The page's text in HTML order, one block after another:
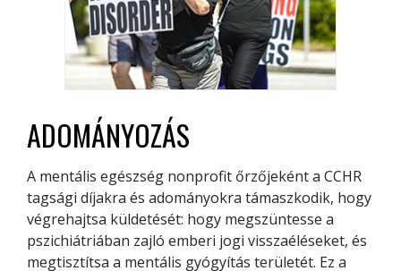
ADOMÁNYOZÁS
A mentális egészség nonprofit őrzőjeként a CCHR
tagsági díjakra és adományokra támaszkodik, hogy
végrehajtsa küldetését: hogy megszüntesse a
pszichiátriában zajló emberi jogi visszaéléseket, és
megtisztítsa a mentális gyógyítás területét. Ez a